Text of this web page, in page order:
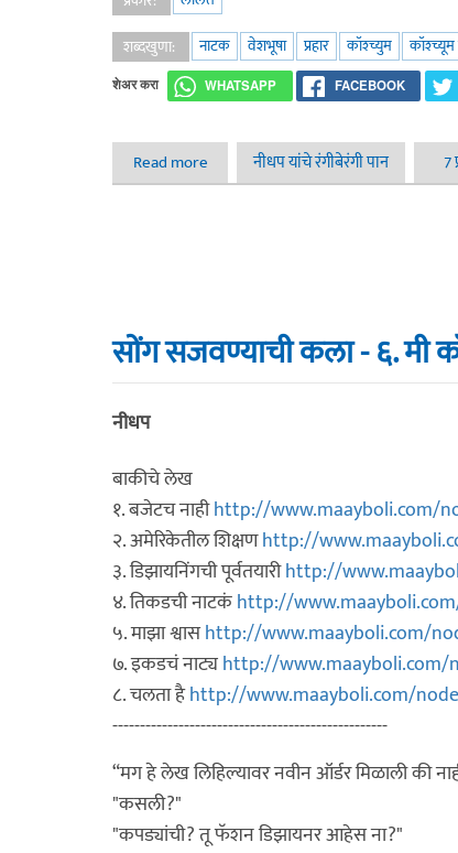
शब्दखुणा:
नाटक वेशभूषा प्रहार कॉश्च्युम कॉश्च्यूम
शेअर करा WHATSAPP FACEBOOK
Read more about सोंग सजवण्याची कला - ७. इकडचं
नीधप यांचे रंगीबेरंगी पान 7
सोंग सजवण्याची कला - ६. मी
नीधप
बाकीचे लेख
१. बजेटच नाहीhttp://www.maayboli.com/
२. अमेरिकेतील शिक्षणhttp://
३. डिझायनिंगची पूर्वतयारीhttp://
४. तिकडची नाटकंhttp://
५. माझा श्वासhttp://www.maayboli.com/
७. इकडचं नाट्यhttp://www.maayboli.com/
८. चलता हैhttp://www.maayboli.com/
--------------------------------------------------
“मग हे लेख लिहिल्यावर नवीन ऑर्डर मिळाली की
"कसली?"
"कपड्यांची? तू फॅशन डिझायनर आहेस ना?"